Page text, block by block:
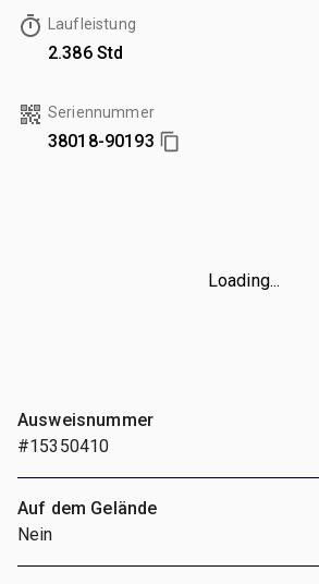
Laufleistung
2.386 Std
Seriennummer
38018-90193
Loading...
Ausweisnummer
#15350410
Auf dem Gelände
Nein